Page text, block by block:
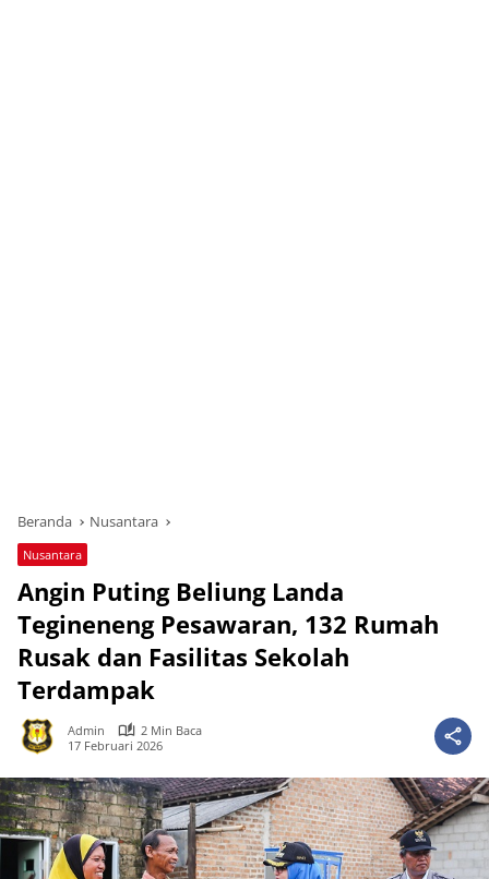
Beranda Nusantara
Nusantara
Angin Puting Beliung Landa
Tegineneng Pesawaran, 132 Rumah
Rusak dan Fasilitas Sekolah
Terdampak
Admin
2 Min Baca
17 Februari 2026